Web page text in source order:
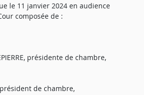
le 11 janvier 2024 en audience
composée de :
présidente de chambre,
président de chambre,